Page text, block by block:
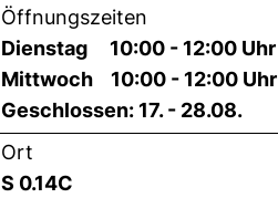
Öffnungszeiten
Dienstag 10:00 - 12:00 Uhr
Mittwoch 10:00 - 12:00 Uhr
Geschlossen: 17. - 28.08.
Ort
S 0.14C